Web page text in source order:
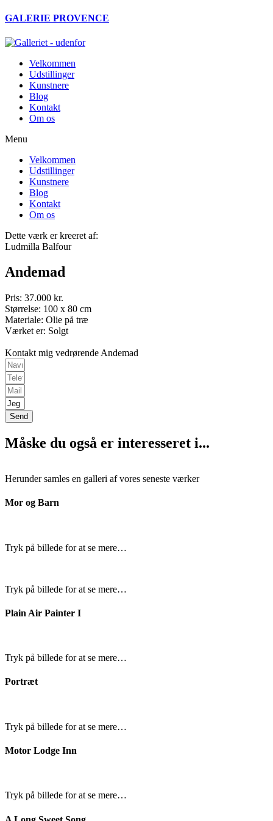
Videre
indhold
GALERIE PROVENCE
Velkommen
Udstillinger
Kunstnere
Blog
Kontakt
Om os
Menu
Velkommen
Udstillinger
Kunstnere
Blog
Kontakt
Om os
Dette værk er kreeret af:
Ludmilla Balfour
Andemad
Pris: 37.000 kr.
Størrelse: 100 x 80 cm
Materiale: Olie på træ
Værket er: Solgt
Kontakt mig vedrørende Andemad
Send
Måske du også er interesseret i...
Herunder samles en galleri af vores seneste værker
Mor og Barn
Tryk på billede for at se mere…
Tryk på billede for at se mere…
Plain Air Painter I
Tryk på billede for at se mere…
Portræt
Tryk på billede for at se mere…
Motor Lodge Inn
Tryk på billede for at se mere…